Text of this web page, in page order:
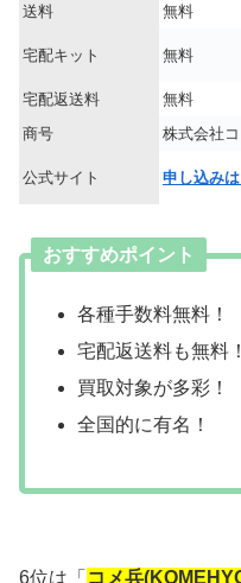
送料 無料
宅配キット 無料
宅配返送料
無料
商号
株式会社
公式サイト 申し込み
おすすめポイント
各種手数料無料！
宅配返送料も無料！
買取対象が多彩！
全国的に有名！
6位は「 コメ兵